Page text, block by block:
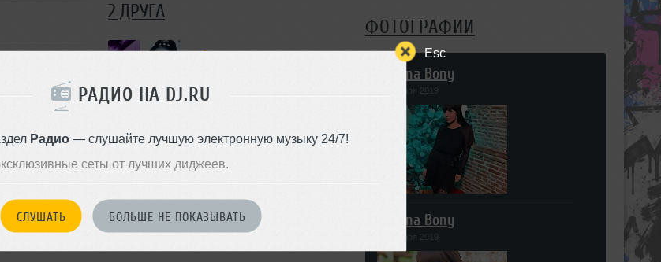
Esc
РАДИО НА DJ.RU
Радио— слушайте лучшую электронную музыку 24/7!
сеты от лучших диджеев.
СЛУШАТЬ БОЛЬШЕ НЕ ПОКАЗЫВАТЬ
2 ДРУГА
ФОТОГРАФИИ
Marina Bony
09 января 2019
Marina Bony
09 января 2019